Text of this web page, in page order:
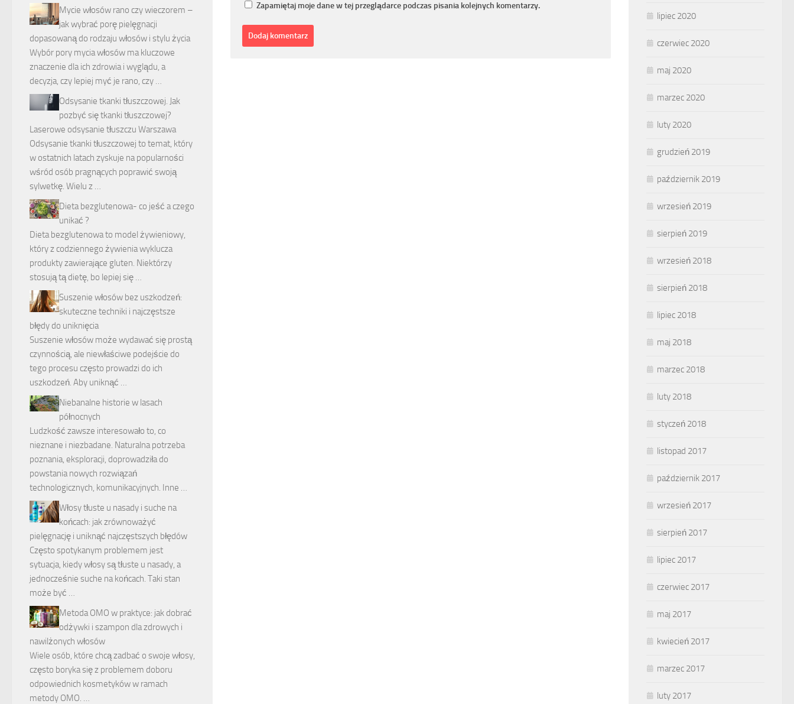
Zapamiętaj moje dane w tej przeglądarce podczas pisania kolejnych komentarzy.
Mycie włosów rano czy wieczorem –
jak wybrać porę pielęgnacji
dopasowaną do rodzaju włosów i stylu życia
Wybór pory mycia włosów ma kluczowe
znaczenie dla ich zdrowia i wyglądu, a
decyzja, czy lepiej myć je rano, czy …
Odsysanie tkanki tłuszczowej. Jak
pozbyć się tkanki tłuszczowej?
Laserowe odsysanie tłuszczu Warszawa
Odsysanie tkanki tłuszczowej to temat, który
w ostatnich latach zyskuje na popularności
wśród osób pragnących poprawić swoją
sylwetkę. Wielu z …
Dieta bezglutenowa- co jeść a czego
unikać ?
Dieta bezglutenowa to model żywieniowy,
który z codziennego żywienia wyklucza
produkty zawierające gluten. Niektórzy
stosują tą dietę, bo lepiej się …
Suszenie włosów bez uszkodzeń:
skuteczne techniki i najczęstsze
błędy do uniknięcia
Suszenie włosów może wydawać się prostą
czynnością, ale niewłaściwe podejście do
tego procesu często prowadzi do ich
uszkodzeń. Aby uniknąć …
Niebanalne historie w lasach
północnych
Ludzkość zawsze interesowało to, co
nieznane i niezbadane. Naturalna potrzeba
poznania, eksploracji, doprowadziła do
powstania nowych rozwiązań
technologicznych, komunikacyjnych. Inne …
Włosy tłuste u nasady i suche na
końcach: jak zrównoważyć
pielęgnację i uniknąć najczęstszych błędów
Często spotykanym problemem jest
sytuacja, kiedy włosy są tłuste u nasady, a
jednocześnie suche na końcach. Taki stan
może być …
Metoda OMO w praktyce: jak dobrać
odżywki i szampon dla zdrowych i
nawilżonych włosów
Wiele osób, które chcą zadbać o swoje włosy,
często boryka się z problemem doboru
odpowiednich kosmetyków w ramach
metody OMO. …
lipiec 2020
czerwiec 2020
maj 2020
marzec 2020
luty 2020
grudzień 2019
październik 2019
wrzesień 2019
sierpień 2019
wrzesień 2018
sierpień 2018
lipiec 2018
maj 2018
marzec 2018
luty 2018
styczeń 2018
listopad 2017
październik 2017
wrzesień 2017
sierpień 2017
lipiec 2017
czerwiec 2017
maj 2017
kwiecień 2017
marzec 2017
luty 2017